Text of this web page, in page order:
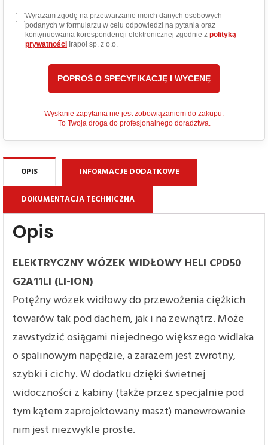
Wyrażam zgodę na przetwarzanie moich danych osobowych
podanych w formularzu w celu odpowiedzi na pytania oraz
kontynuowania korespondencji elektronicznej zgodnie z polityką
prywatności Irapol sp. z o.o.
Wysłanie zapytania nie jest zobowiązaniem do zakupu.
To Twoja droga do profesjonalnego doradztwa.
OPIS INFORMACJE DODATKOWE
DOKUMENTACJA TECHNICZNA
Opis
ELEKTRYCZNY WÓZEK WIDŁOWY HELI CPD50
G2A11LI (LI-ION)
Potężny wózek widłowy do przewożenia ciężkich
towarów tak pod dachem, jak i na zewnątrz. Może
zawstydzić osiągami niejednego większego widlaka
o spalinowym napędzie, a zarazem jest zwrotny,
szybki i cichy. W dodatku dzięki świetnej
widoczności z kabiny (także przez specjalnie pod
tym kątem zaprojektowany maszt) manewrowanie
nim jest niezwykle proste.